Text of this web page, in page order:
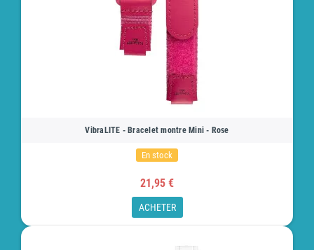
VibraLITE - Bracelet montre Mini - Rose
En stock
21,95 €
ACHETER